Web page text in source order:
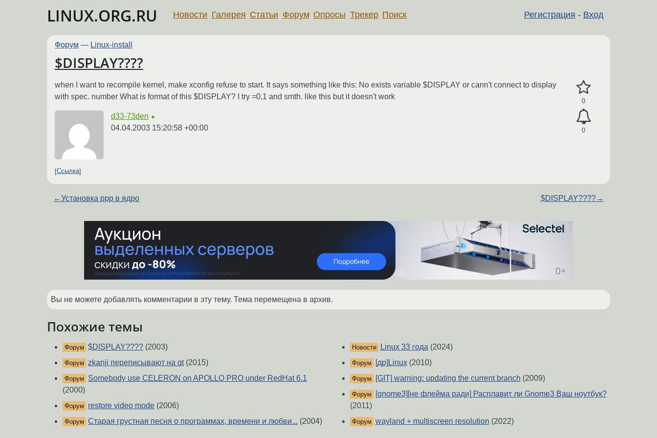
LINUX.ORG.RU Регистрация - Вход
Новости Галерея Статьи Форум Опросы Трекер Поиск
Форум — Linux-install
$DISPLAY????
0
0
when I want to recompile kernel, make xconfig refuse to start. It says something like this: No exists variable $DISPLAY or cann't connect to display
with spec. number What is format of this $DISPLAY? I try =0,1 and smth. like this but it doesn't work
d33-73den ★
04.04.2003 15:20:58 +00:00
Ссылка
←Установка ppp в ядро $DISPLAY????→
Вы не можете добавлять комментарии в эту тему. Тема перемещена в архив.
Похожие темы
Форум $DISPLAY???? (2003)
Форум zkanji переписывают на qt(2015)
Форум
Somebody use CELERON on APOLLO PRO under RedHat 6.1
(2000)
Форум restore video mode (2006)
Форум Старая грустная песня о программах, времени и любви... (2004)
Новости Linux 33 года(2024)
Форум [др]Linux(2010)
Форум [GIT] warning: updating the current branch (2009)
Форум
[gnome3][не флейма ради] Расплавит ли Gnome3 Ваш ноутбук?
(2011)
Форум wayland + multiscreen resolution (2022)